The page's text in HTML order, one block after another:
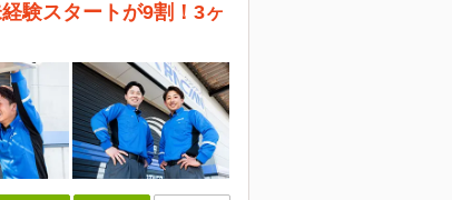
験スタートが9割！3ヶ